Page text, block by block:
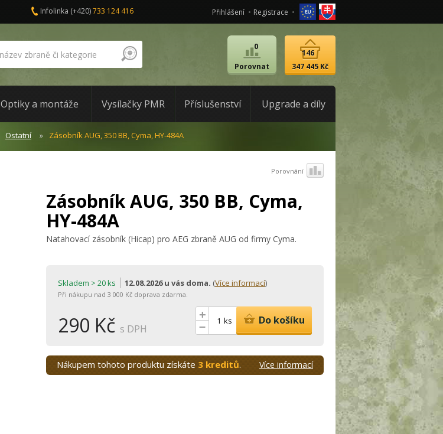
Infolinka (+420)733 124 416 Přihlášení Registrace
Porovnat
0
347 445 Kč
146
Optiky a montáže Vysílačky PMR Příslušenství Upgrade a díly
Ostatní Zásobník AUG, 350 BB, Cyma, HY-484A
Porovnání
Zásobník AUG, 350 BB, Cyma,
HY-484A
Natahovací zásobník (Hicap) pro AEG zbraně AUG od firmy Cyma.
Skladem > 20 ks 12.08.2026 u vás doma. (Více informací)
Při nákupu nad 3 000 Kč doprava zdarma.
290 Kč s DPH
+
–
ks Do košíku
Nákupem tohoto produktu získáte 3 kreditů. Více informací